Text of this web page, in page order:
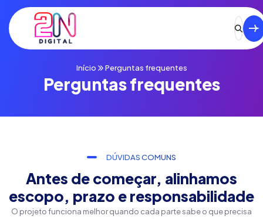
Início Perguntas frequentes
Perguntas frequentes
DÚVIDAS COMUNS
Antes de começar, alinhamos
escopo, prazo e responsabilidade
O projeto funciona melhor quando cada parte sabe o que precisa